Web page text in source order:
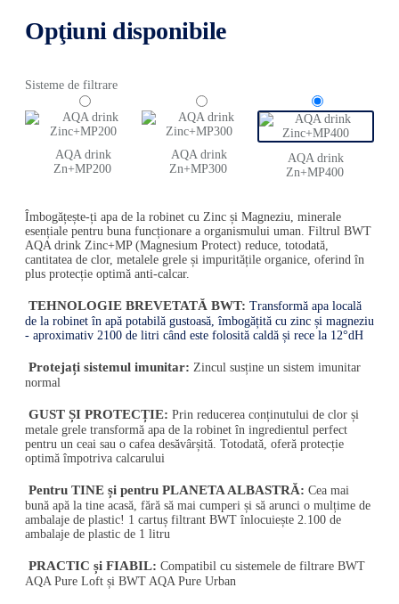
Îmbogățește-ți apa de la robinet cu Zinc și Magneziu, minerale
esențiale pentru buna funcționare a organismului uman. Filtrul BWT
AQA drink Zinc+MP (Magnesium Protect) reduce, totodată,
cantitatea de clor, metalele grele și impuritățile organice, oferind în
plus protecție optimă anti-calcar.
TEHNOLOGIE BREVETATĂ BWT: Transformă apa locală
de la robinet în apă potabilă gustoasă, îmbogățită cu zinc și magneziu
- aproximativ 2100 de litri când este folosită caldă și rece la 12°dH
Protejați sistemul imunitar: Zincul susține un sistem imunitar
normal
GUST ȘI PROTECȚIE: Prin reducerea conținutului de clor și
metale grele transformă apa de la robinet în ingredientul perfect
pentru un ceai sau o cafea desăvârșită. Totodată, oferă protecție
optimă împotriva calcarului
Pentru TINE și pentru PLANETA ALBASTRĂ: Cea mai
bună apă la tine acasă, fără să mai cumperi și să arunci o mulțime de
ambalaje de plastic! 1 cartuș filtrant BWT înlocuiește 2.100 de
ambalaje de plastic de 1 litru
PRACTIC și FIABIL: Compatibil cu sistemele de filtrare BWT
AQA Pure Loft și BWT AQA Pure Urban
Opţiuni disponibile
Sisteme de filtrare
AQA drink
Zn+MP200
AQA drink
Zn+MP300
AQA drink
Zn+MP400